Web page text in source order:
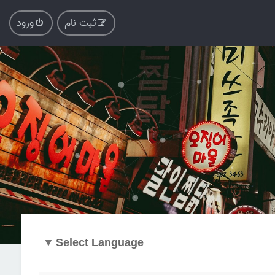
ورود ثبت نام
Select Language
▼